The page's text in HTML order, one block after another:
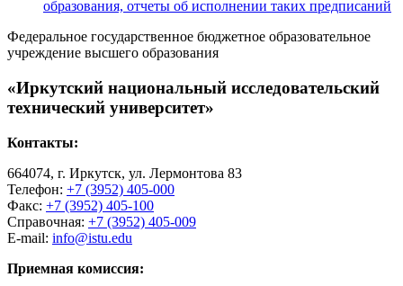
образования, отчеты об исполнении таких предписаний
Федеральное государственное бюджетное образовательное
учреждение высшего образования
«Иркутский национальный исследовательский
технический университет»
Контакты:
664074, г. Иркутск, ул. Лермонтова 83
Телефон: +7 (3952) 405-000
Факс: +7 (3952) 405-100
Справочная: +7 (3952) 405-009
E-mail: info@istu.edu
Приемная комиссия: